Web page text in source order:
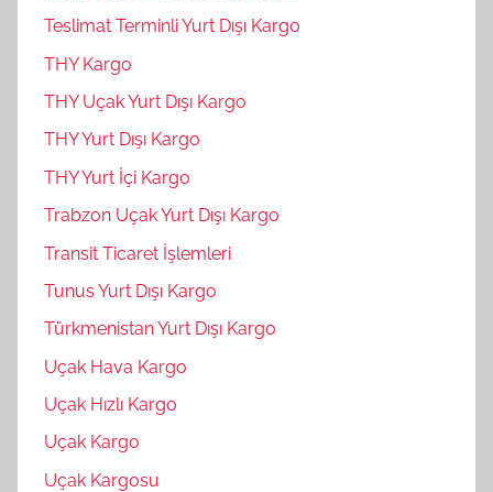
Teslimat Terminli Yurt Dışı Kargo
THY Kargo
THY Uçak Yurt Dışı Kargo
THY Yurt Dışı Kargo
THY Yurt İçi Kargo
Trabzon Uçak Yurt Dışı Kargo
Transit Ticaret İşlemleri
Tunus Yurt Dışı Kargo
Türkmenistan Yurt Dışı Kargo
Uçak Hava Kargo
Uçak Hızlı Kargo
Uçak Kargo
Uçak Kargosu